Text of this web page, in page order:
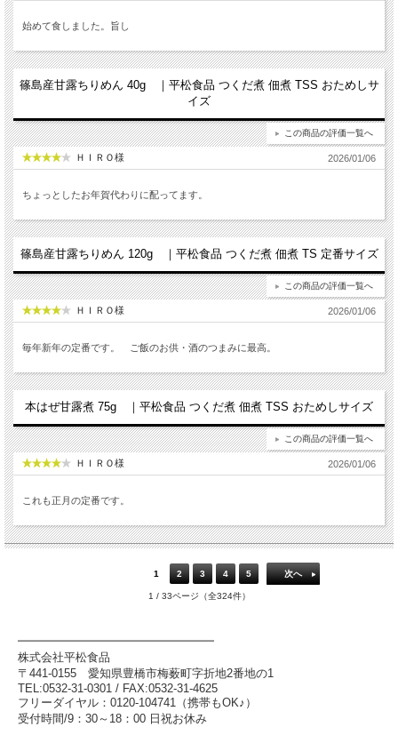
始めて食しました。旨し
篠島産甘露ちりめん 40g ｜平松食品 つくだ煮 佃煮 TSS おためしサ
イズ
この商品の評価一覧へ
ＨＩＲＯ様 2026/01/06
ちょっとしたお年賀代わりに配ってます。
篠島産甘露ちりめん 120g ｜平松食品 つくだ煮 佃煮 TS 定番サイズ
この商品の評価一覧へ
ＨＩＲＯ様 2026/01/06
毎年新年の定番です。 ご飯のお供・酒のつまみに最高。
本はぜ甘露煮 75g ｜平松食品 つくだ煮 佃煮 TSS おためしサイズ
この商品の評価一覧へ
ＨＩＲＯ様 2026/01/06
これも正月の定番です。
1 2 3 4 5 次へ
1 / 33ページ（全324件）
━━━━━━━━━━━━━━━━━
株式会社平松食品
〒441-0155
愛知県豊橋市梅薮町字折地2番地の1
TEL:0532-31-0301 / FAX:0532-31-4625
フリーダイヤル：0120-104741（携帯もOK♪）
受付時間/9：30～18：00 日祝お休み